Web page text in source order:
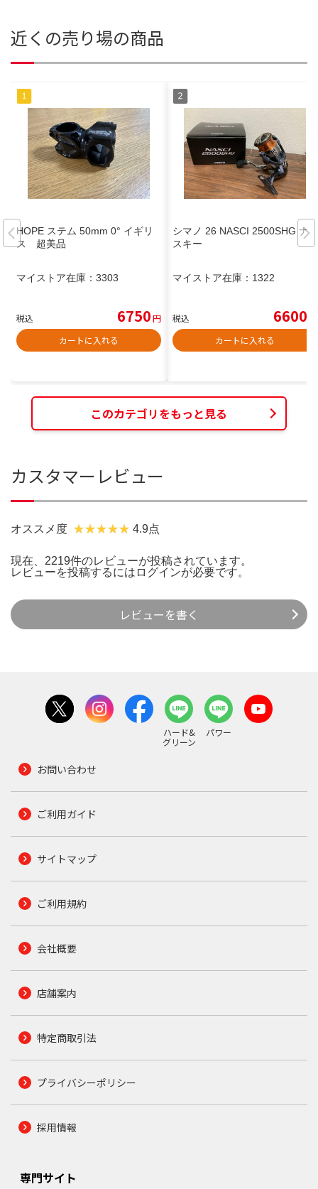
近くの売り場の商品
HOPE ステム 50mm 0° イギリ
ス 超美品
マイストア在庫： 3303
税込 6750円
カートに入れる
シマノ 26 NASCI 2500SHG ナ
スキー
マイストア在庫： 1322
税込 6600
カートに入れる
このカテゴリをもっと見る
カスタマーレビュー
オススメ度 4.9点
現在、2219件のレビューが投稿されています。
レビューを投稿するには ログインが必要です。
レビューを書く
ハード&
グリーン
パワー
お問い合わせ
ご利用ガイド
サイトマップ
ご利用規約
会社概要
店舗案内
特定商取引法
プライバシーポリシー
採用情報
専門サイト